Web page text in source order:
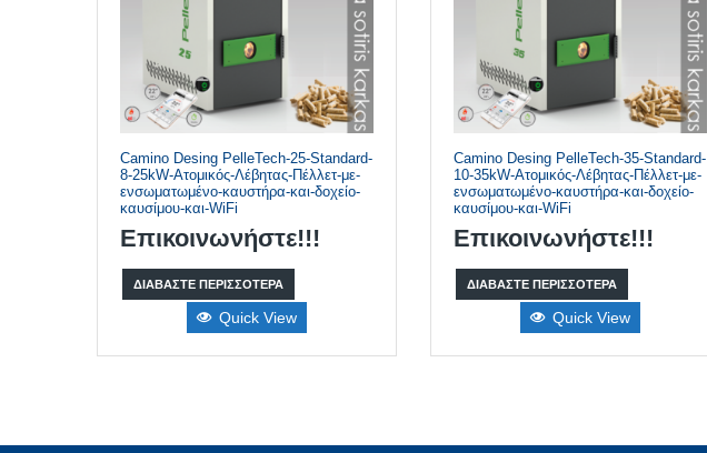
Camino Desing PelleTech-25-Standard-
8-25kW-Ατομικός-Λέβητας-Πέλλετ-με-
ενσωματωμένο-καυστήρα-και-δοχείο-
καυσίμου-και-WiFi
Επικοινωνήστε!!!
ΔΙΑΒΆΣΤΕ ΠΕΡΙΣΣΌΤΕΡΑ
Quick View
Camino Desing PelleTech-35-Standard-
10-35kW-Ατομικός-Λέβητας-Πέλλετ-με-
ενσωματωμένο-καυστήρα-και-δοχείο-
καυσίμου-και-WiFi
Επικοινωνήστε!!!
ΔΙΑΒΆΣΤΕ ΠΕΡΙΣΣΌΤΕΡΑ
Quick View